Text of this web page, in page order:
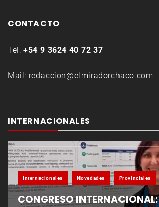
CONTACTO
Tel: +54 9 3624 40 72 37
Mail: redaccion@elmiradorchaco.com
INTERNACIONALES
Internacionales Novedades Provinciales
CONGRESO INTERNACIONAL: